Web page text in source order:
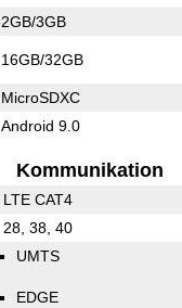
2GB/3GB
16GB/32GB
MicroSDXC
Android 9.0
Kommunikation
LTE CAT4
28, 38, 40
UMTS
EDGE